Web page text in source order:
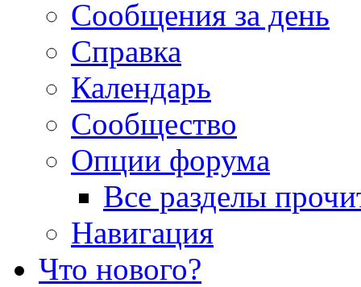
Сообщения за день
Справка
Календарь
Сообщество
Опции форума
Все разделы
Навигация
Что нового?